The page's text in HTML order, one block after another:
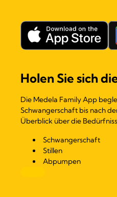
Holen Sie sich
Die Medela Family App
Schwangerschaft bis nach
Überblick über die
Schwangerschaft
Stillen
Abpumpen